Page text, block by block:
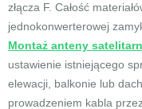
złącza F. Całość
jednokonwerterowej
Montaż anteny
ustawienie istniejącego
elewacji, balkonie lub
prowadzeniem kabla